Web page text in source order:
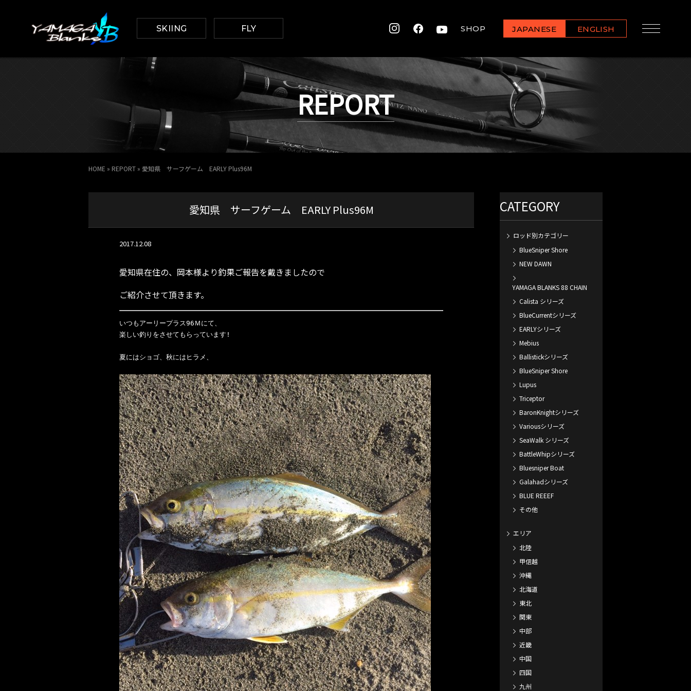
SKIING FLY SHOP JAPANESE ENGLISH
REPORT
HOME » REPORT » 愛知県 サーフゲーム EARLY Plus96M
愛知県 サーフゲーム EARLY Plus96M
2017.12.08
愛知県在住の、岡本様より釣果ご報告を戴きましたので
ご紹介させて頂きます。
いつもアーリープラス96Ｍにて、
楽しい釣りをさせてもらっています!
夏にはショゴ、秋にはヒラメ、
CATEGORY
ロッド別カテゴリー
BlueSniper Shore
NEW DAWN
YAMAGA BLANKS 88 CHAIN
Calista シリーズ
BlueCurrentシリーズ
EARLYシリーズ
Mebius
Ballistickシリーズ
BlueSniper Shore
Lupus
Triceptor
BaronKnightシリーズ
Variousシリーズ
SeaWalk シリーズ
BattleWhipシリーズ
Bluesniper Boat
Galahadシリーズ
BLUE REEEF
その他
エリア
北陸
甲信越
沖縄
北海道
東北
関東
中部
近畿
中国
四国
九州